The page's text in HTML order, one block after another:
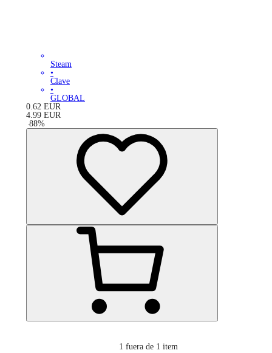
Steam
•
Clave
•
GLOBAL
0.62 EUR
4.99 EUR
-88%
1 fuera de 1 item